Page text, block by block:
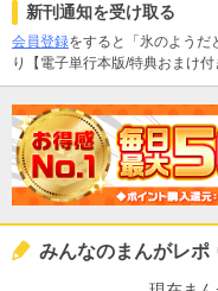
新刊通知を受け取る
会員登録をすると「氷のようだ
り【電子単行本版/特典おまけ
みんなのまんがレポ